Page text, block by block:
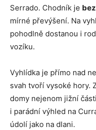
Serrado. Chodník je
mírné převýšení. Na
pohodlně dostanou i
vozíku.
Vyhlídka je přímo nad
svah tvoří vysoké hory.
domy nejenom jižní
i parádní výhled na
údolí jako na dlani.